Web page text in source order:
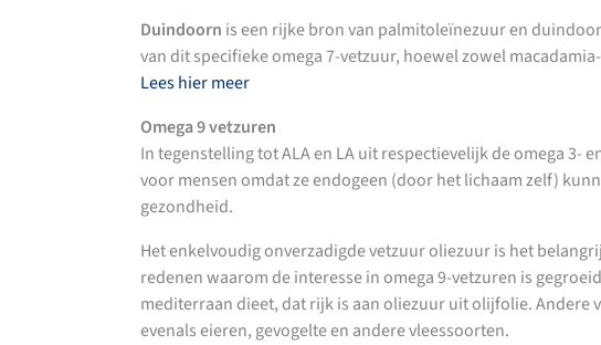
Duindoorn is een rijke bron van palmitoleïnezuur en
van dit specifieke omega 7-vetzuur, hoewel zowel
Lees hier meer
Omega 9 vetzuren
In tegenstelling tot ALA en LA uit respectievelijk de omega 3-
voor mensen omdat ze endogeen (door het lichaam zelf)
gezondheid.
Het enkelvoudig onverzadigde vetzuur oliezuur is het
redenen waarom de interesse in omega 9-vetzuren is
mediterraan dieet, dat rijk is aan oliezuur uit olijfolie. Andere
evenals eieren, gevogelte en andere vleessoorten.